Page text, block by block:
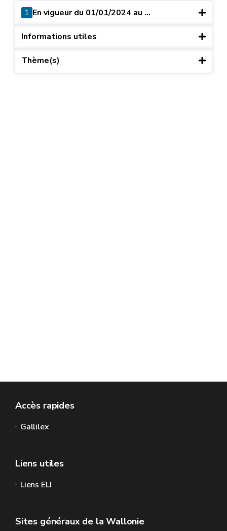
1 En vigueur du 01/01/2024 au ...
Informations utiles
Thème(s)
Accès rapides
Gallilex
Liens utiles
Liens ELI
Sites généraux de la Wallonie